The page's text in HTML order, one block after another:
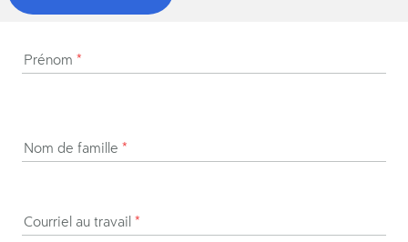
Prénom *
Nom de famille *
Courriel au travail *